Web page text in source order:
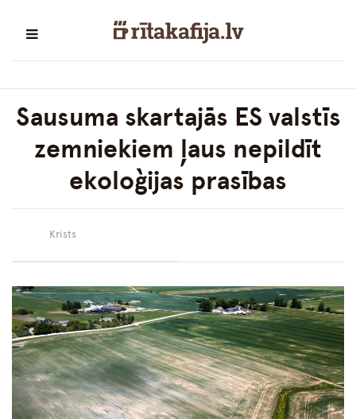
Sausuma skartajās ES valstīs
zemniekiem ļaus nepildīt
ekoloģijas prasības
Krists